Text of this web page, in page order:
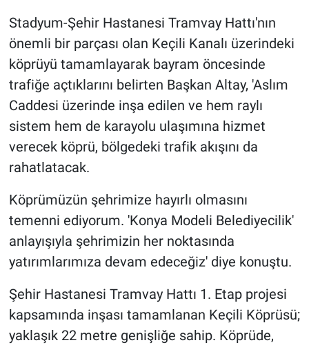
Stadyum-Şehir Hastanesi Tramvay Hattı'nın
önemli bir parçası olan Keçili Kanalı üzerindeki
köprüyü tamamlayarak bayram öncesinde
trafiğe açtıklarını belirten Başkan Altay, 'Aslım
Caddesi üzerinde inşa edilen ve hem raylı
sistem hem de karayolu ulaşımına hizmet
verecek köprü, bölgedeki trafik akışını da
rahatlatacak.
Köprümüzün şehrimize hayırlı olmasını
temenni ediyorum. 'Konya Modeli Belediyecilik'
anlayışıyla şehrimizin her noktasında
yatırımlarımıza devam edeceğiz' diye konuştu.
Şehir Hastanesi Tramvay Hattı 1. Etap projesi
kapsamında inşası tamamlanan Keçili Köprüsü;
yaklaşık 22 metre genişliğe sahip. Köprüde,